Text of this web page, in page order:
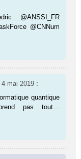
@ANSSI_FR
@CNNum
4 mai 2019 :
quantique
pas tout…